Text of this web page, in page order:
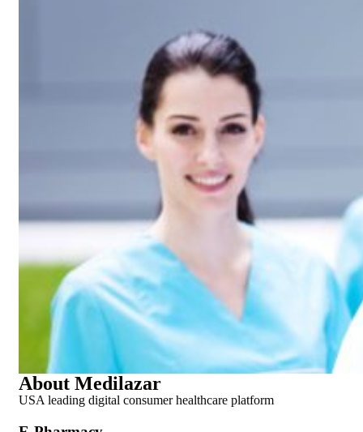
About Medilazar
USA leading digital consumer healthcare platform